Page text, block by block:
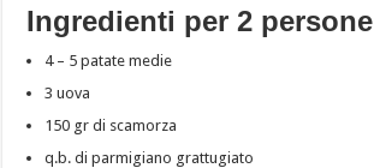
Ingredienti per 2 persone
4 – 5 patate medie
3 uova
150 gr di scamorza
q.b. di parmigiano grattugiato